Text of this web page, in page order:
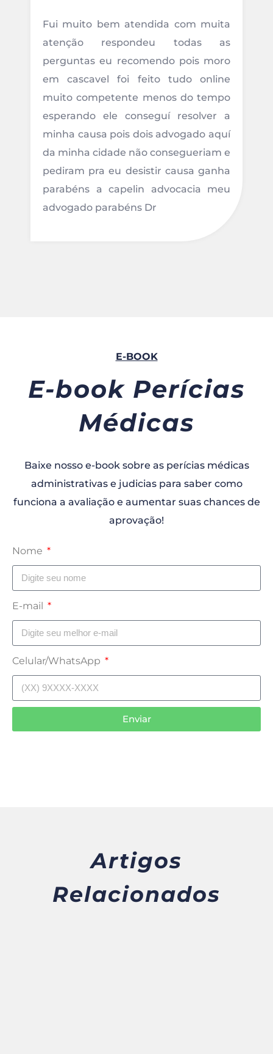
Fui muito bem atendida com muita
atenção respondeu todas as
perguntas eu recomendo pois moro
em cascavel foi feito tudo online
muito competente menos do tempo
esperando ele conseguí resolver a
minha causa pois dois advogado aquí
da minha cidade não consegueriam e
pediram pra eu desistir causa ganha
parabéns a capelin advocacia meu
advogado parabéns Dr
E-BOOK
E-book Perícias
Médicas
Baixe nosso e-book sobre as perícias médicas
administrativas e judicias para saber como
funciona a avaliação e aumentar suas chances de
aprovação!
Nome
E-mail
Celular/WhatsApp
Enviar
Artigos
Relacionados